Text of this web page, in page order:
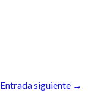
Entrada siguiente →